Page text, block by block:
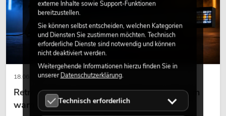
18.06.2026
Retro-Licht im modernen Lichtdesign: Warum
warmes Licht wieder wirkt
externe Inhalte sowie Support-Funktionen
bereitzustellen.
Sie können selbst entscheiden, welchen Kategorien
und Diensten Sie zustimmen möchten. Technisch
erforderliche Dienste sind notwendig und können
nicht deaktiviert werden.
Weitergehende Informationen hierzu finden Sie in
unsererDatenschutzerklärung.
Technisch erforderlich